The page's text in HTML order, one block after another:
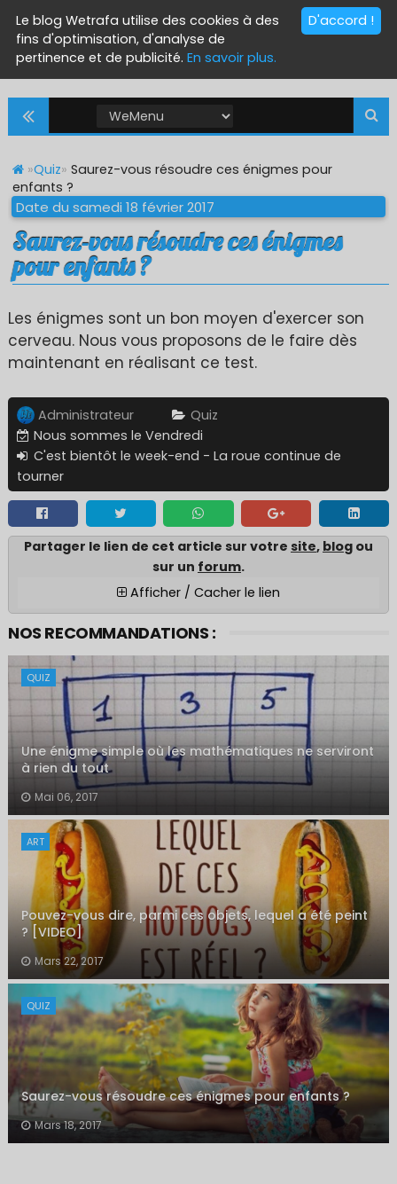
»Quiz» Saurez-vous résoudre ces énigmes pour
enfants ?
Date du samedi 18 février 2017
Saurez-vous résoudre ces énigmes
pour enfants ?
Les énigmes sont un bon moyen d'exercer son
cerveau. Nous vous proposons de le faire dès
maintenant en réalisant ce test.
Administrateur
Quiz
Nous sommes le Vendredi
C'est bientôt le week-end - La roue continue de
tourner
Partager le lien de cet article sur votre site, blog ou
sur un forum.
Afficher / Cacher le lien
NOS RECOMMANDATIONS :
QUIZ
Une énigme simple où les mathématiques ne serviront
à rien du tout
Mai 06, 2017
ART
Pouvez-vous dire, parmi ces objets, lequel a été peint
? [VIDEO]
Mars 22, 2017
QUIZ
Saurez-vous résoudre ces énigmes pour enfants ?
Mars 18, 2017
D'accord !
Le blog Wetrafa utilise des cookies à des
fins d'optimisation, d'analyse de
pertinence et de publicité. En savoir plus.